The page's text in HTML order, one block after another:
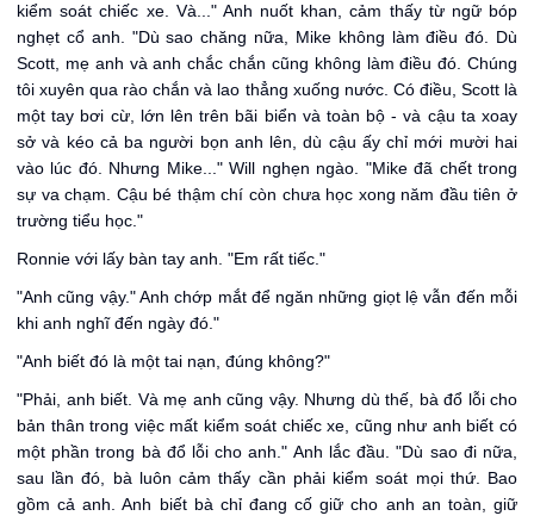
kiểm soát chiếc xe. Và..." Anh nuốt khan, cảm thấy từ ngữ bóp
nghẹt cổ anh. "Dù sao chăng nữa, Mike không làm điều đó. Dù
Scott, mẹ anh và anh chắc chắn cũng không làm điều đó. Chúng
tôi xuyên qua rào chắn và lao thẳng xuống nước. Có điều, Scott là
một tay bơi cừ, lớn lên trên bãi biển và toàn bộ - và cậu ta xoay
sở và kéo cả ba người bọn anh lên, dù cậu ấy chỉ mới mười hai
vào lúc đó. Nhưng Mike..." Will nghẹn ngào. "Mike đã chết trong
sự va chạm. Cậu bé thậm chí còn chưa học xong năm đầu tiên ở
trường tiểu học."
Ronnie với lấy bàn tay anh. "Em rất tiếc."
"Anh cũng vậy." Anh chớp mắt để ngăn những giọt lệ vẫn đến mỗi
khi anh nghĩ đến ngày đó."
"Anh biết đó là một tai nạn, đúng không?"
"Phải, anh biết. Và mẹ anh cũng vậy. Nhưng dù thế, bà đổ lỗi cho
bản thân trong việc mất kiểm soát chiếc xe, cũng như anh biết có
một phần trong bà đổ lỗi cho anh." Anh lắc đầu. "Dù sao đi nữa,
sau lần đó, bà luôn cảm thấy cần phải kiểm soát mọi thứ. Bao
gồm cả anh. Anh biết bà chỉ đang cố giữ cho anh an toàn, giữ